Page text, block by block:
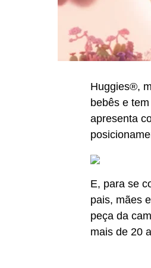
Huggies®,
bebês e
apresenta
E, para se
pais, mães
peça da
mais de 20